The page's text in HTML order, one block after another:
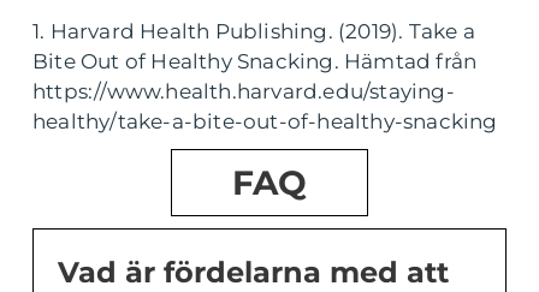
1. Harvard Health Publishing. (2019). Take a
Bite Out of Healthy Snacking. Hämtad från
https://www.health.harvard.edu/staying-
healthy/take-a-bite-out-of-healthy-snacking
FAQ
Vad är fördelarna med att